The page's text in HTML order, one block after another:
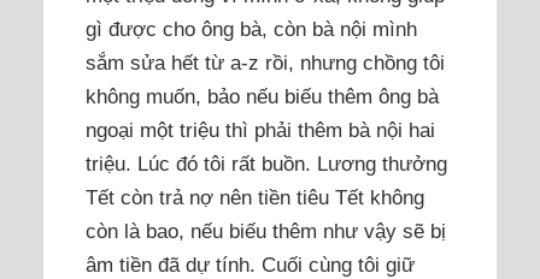
gì được cho ông bà, còn bà nội mình
sắm sửa hết từ a-z rồi, nhưng chồng tôi
không muốn, bảo nếu biếu thêm ông bà
ngoại một triệu thì phải thêm bà nội hai
triệu. Lúc đó tôi rất buồn. Lương thưởng
Tết còn trả nợ nên tiền tiêu Tết không
còn là bao, nếu biếu thêm như vậy sẽ bị
âm tiền đã dự tính. Cuối cùng tôi giữ